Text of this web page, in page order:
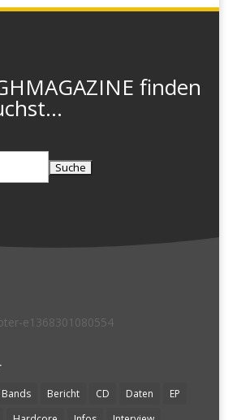
finden
Bands Bericht CD Daten
EP